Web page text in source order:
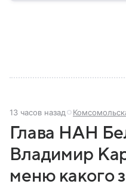
13 часов назад
Глава НАН
Владимир
меню какого